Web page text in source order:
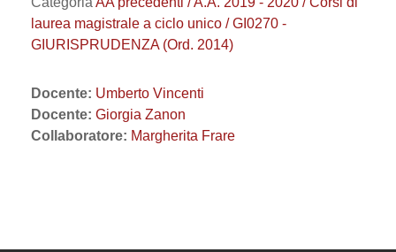
laurea magistrale a ciclo unico / GI0270 -
GIURISPRUDENZA (Ord. 2014)
Docente: Umberto Vincenti
Docente: Giorgia Zanon
Collaboratore: Margherita Frare